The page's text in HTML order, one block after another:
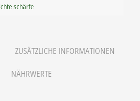
schärfe
ZUSÄTZLICHE INFORMATIONEN
NÄHRWERTE